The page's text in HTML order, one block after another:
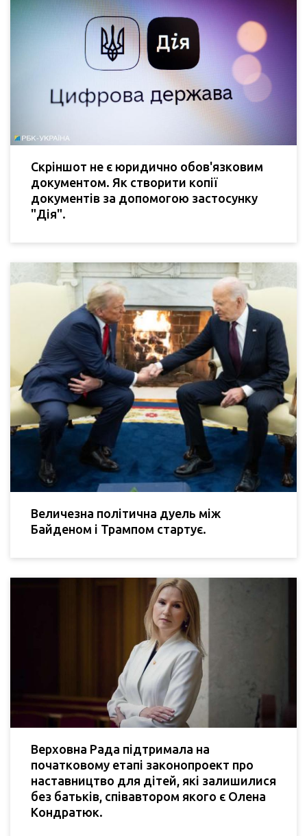
Скріншот не є юридично обов'язковим
документом. Як створити копії
документів за допомогою застосунку
"Дія".
Величезна політична дуель між
Байденом і Трампом стартує.
Верховна Рада підтримала на
початковому етапі законопроект про
наставництво для дітей, які залишилися
без батьків, співавтором якого є Олена
Кондратюк.